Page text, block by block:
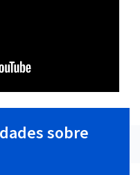
sobre